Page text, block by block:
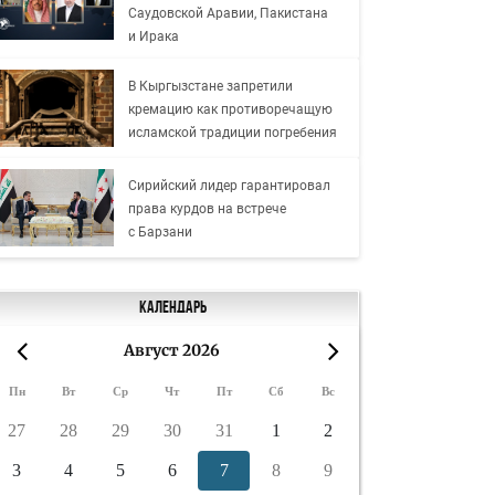
Саудовской Аравии, Пакистана
и Ирака
В Кыргызстане запретили
кремацию как противоречащую
исламской традиции погребения
Сирийский лидер гарантировал
права курдов на встрече
с Барзани
Календарь
Август 2026
Пн Вт Ср Чт Пт Сб Вс
27 28 29 30 31 1 2
3 4 5 6 7 8 9